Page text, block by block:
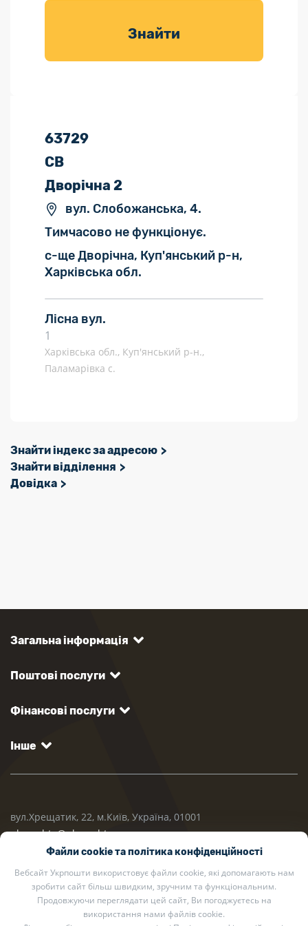
товарів для
Знайти
63729
СВ
Дворічна 2
вул. Слобожанська, 4.
Тимчасово не функціонує.
с-ще Дворічна, Куп'янський р-н,
Харківська обл.
Лісна вул.
1
Харківська обл., Куп'янський р-н.,
Паламарівка с.
Знайти індекс за адресою
Знайти відділення
Довідка
Загальна інформація
Поштові послуги
Фінансові послуги
Інше
вул.Хрещатик, 22, м.Київ, Україна, 01001
ukrposhta@ukrposhta.ua
Файли cookie та політика конфіденційності
Вебсайт Укрпошти використовує файли cookie, які допомагають нам
зробити сайт більш швидким, зручним та функціональним.
Продовжуючи переглядати цей сайт, Ви погоджуєтесь на
використання нами файлів cookie.